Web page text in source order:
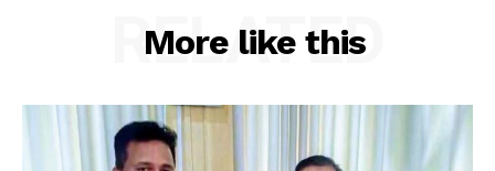
More like this
RELATED